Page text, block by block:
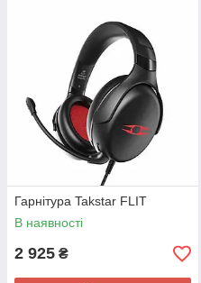
Гарнітура Takstar FLIT
В наявності
2 925 ₴